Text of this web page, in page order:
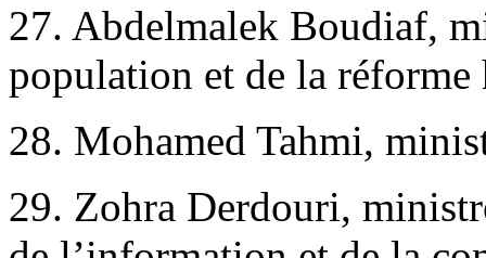
27. Abdelmalek Boudiaf,
population et de la réforme
28. Mohamed Tahmi,
29. Zohra Derdouri,